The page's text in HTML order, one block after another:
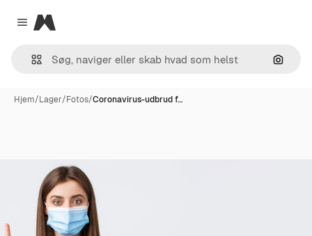
Close menu
Magnific
Søg
Hjem/Lager/Fotos/Coronavirus-udbrud f…